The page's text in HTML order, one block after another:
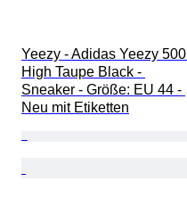
Yeezy - Adidas Yeezy 500
High Taupe Black -
Sneaker - Größe: EU 44 -
Neu mit Etiketten